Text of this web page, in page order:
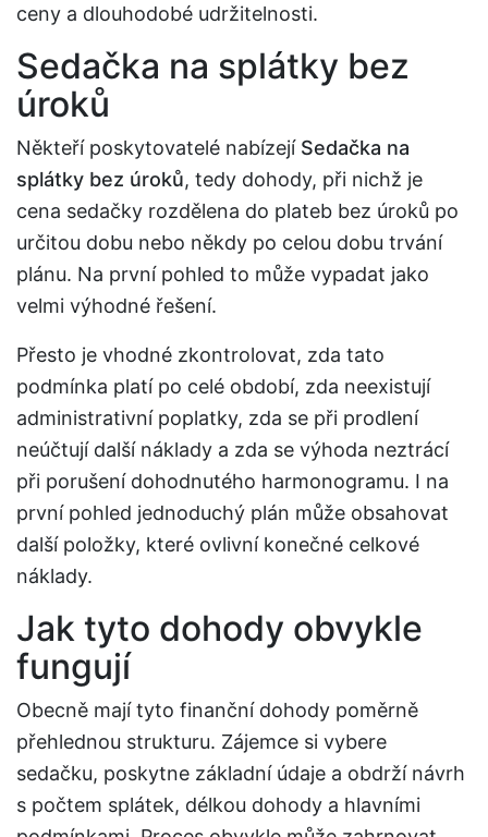
ceny a dlouhodobé udržitelnosti.
Sedačka na splátky bez
úroků
Někteří poskytovatelé nabízejí Sedačka na
splátky bez úroků, tedy dohody, při nichž je
cena sedačky rozdělena do plateb bez úroků po
určitou dobu nebo někdy po celou dobu trvání
plánu. Na první pohled to může vypadat jako
velmi výhodné řešení.
Přesto je vhodné zkontrolovat, zda tato
podmínka platí po celé období, zda neexistují
administrativní poplatky, zda se při prodlení
neúčtují další náklady a zda se výhoda neztrácí
při porušení dohodnutého harmonogramu. I na
první pohled jednoduchý plán může obsahovat
další položky, které ovlivní konečné celkové
náklady.
Jak tyto dohody obvykle
fungují
Obecně mají tyto finanční dohody poměrně
přehlednou strukturu. Zájemce si vybere
sedačku, poskytne základní údaje a obdrží návrh
s počtem splátek, délkou dohody a hlavními